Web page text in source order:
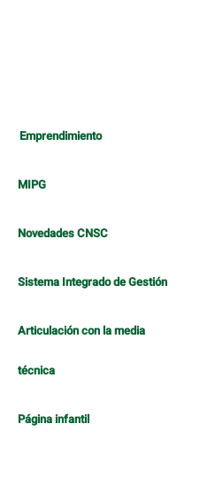
Emprendimiento
MIPG
Novedades CNSC
Sistema Integrado de Gestión
Articulación con la media
técnica
Página infantil